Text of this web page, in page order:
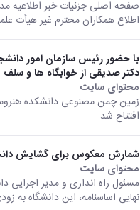
اطلاع همکاران محترم غیر هیأت
با حضور رئیس سازمان امور
دکتر صدیقی از خوابگاه ها و
محتوای سایت
زمین چمن مصنوعی دانشکده
افتتاح شد.
شمارش معکوس برای گشایش
محتوای سایت
نهایی اساسنامه، این دانشگاه به